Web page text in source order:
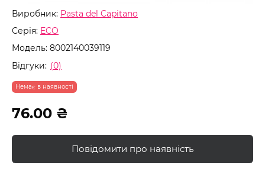
Виробник: Pasta del Capitano
Серія: ECO
Модель: 8002140039119
Відгуки: (0)
Немає в наявності
76.00 ₴
Повідомити про наявність